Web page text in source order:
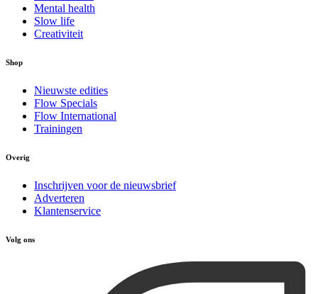
Mental health
Slow life
Creativiteit
Shop
Nieuwste edities
Flow Specials
Flow International
Trainingen
Overig
Inschrijven voor de nieuwsbrief
Adverteren
Klantenservice
Volg ons